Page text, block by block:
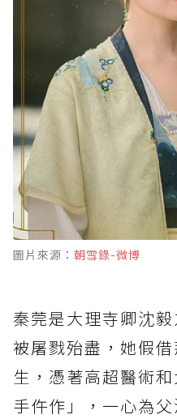
圖片來源： 朝雪錄-微博
秦莞是大理寺卿沈
被屠戮殆盡，她假
生，憑著高超醫術
手仵作」，一心為